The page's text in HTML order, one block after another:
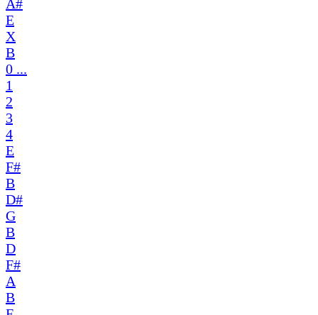
A#
E
X
B
0 ...
1
2
3
4
E
F#
B
D#
G
B
D
F#
A
B